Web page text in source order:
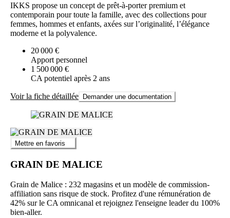
IKKS propose un concept de prêt-à-porter premium et
contemporain pour toute la famille, avec des collections pour
femmes, hommes et enfants, axées sur l’originalité, l’élégance
moderne et la polyvalence.
20 000 €
Apport personnel
1 500 000 €
CA potentiel après 2 ans
Voir la fiche détaillée Demander une documentation
Mettre en favoris
GRAIN DE MALICE
Grain de Malice : 232 magasins et un modèle de commission-
affiliation sans risque de stock. Profitez d'une rémunération de
42% sur le CA omnicanal et rejoignez l'enseigne leader du 100%
bien-aller.